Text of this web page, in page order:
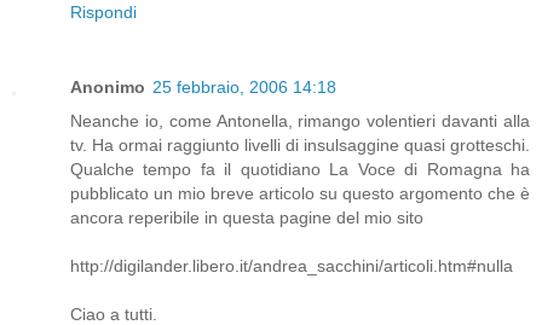
Rispondi
Anonimo 25 febbraio, 2006 14:18
Neanche io, come Antonella, rimango volentieri davanti alla
tv. Ha ormai raggiunto livelli di insulsaggine quasi grotteschi.
Qualche tempo fa il quotidiano La Voce di Romagna ha
pubblicato un mio breve articolo su questo argomento che è
ancora reperibile in questa pagine del mio sito
http://digilander.libero.it/andrea_sacchini/articoli.htm#nulla
Ciao a tutti.